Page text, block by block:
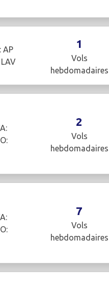
AP
1
Vols
hebdomadaires
2
Vols
hebdomadaires
7
Vols
hebdomadaires